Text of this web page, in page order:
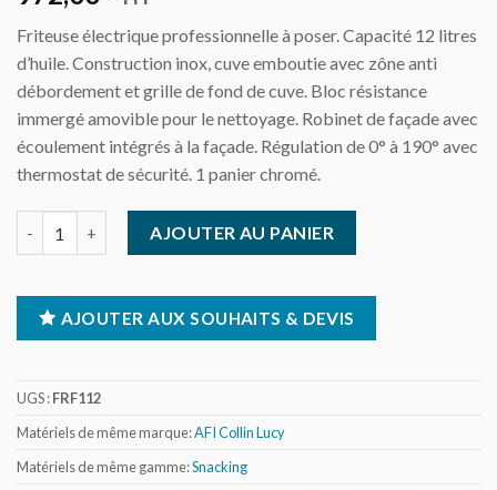
Friteuse électrique professionnelle à poser. Capacité 12 litres
d’huile. Construction inox, cuve emboutie avec zône anti
débordement et grille de fond de cuve. Bloc résistance
immergé amovible pour le nettoyage. Robinet de façade avec
écoulement intégrés à la façade. Régulation de 0° à 190° avec
thermostat de sécurité. 1 panier chromé.
AJOUTER AU PANIER
AJOUTER AUX SOUHAITS & DEVIS
UGS :FRF112
Matériels de même marque:AFI Collin Lucy
Matériels de même gamme:Snacking